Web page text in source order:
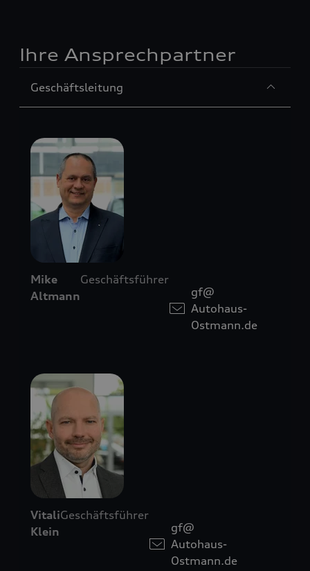
Ihre Ansprechpartner
Geschäftsleitung
Mike
Altmann
Geschäftsführer
gf@
Autohaus-
Ostmann.de
Vitali
Klein
Geschäftsführer
gf@
Autohaus-
Ostmann.de